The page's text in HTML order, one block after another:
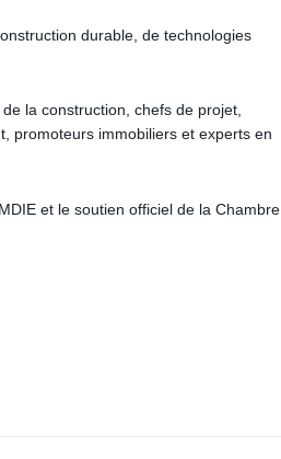
durable, de technologies
la construction, chefs de projet,
promoteurs immobiliers et experts en
et le soutien officiel de la Chambre